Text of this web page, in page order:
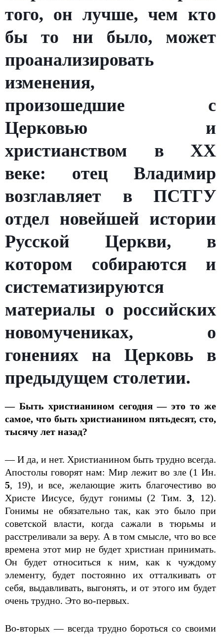
того, он лучше, чем кто
бы то ни было, может
проанализировать
изменения,
произошедшие с
Церковью и
христианством в ХХ
веке: отец Владимир
возглавляет в ПСТГУ
отдел новейшей истории
Русской Церкви, в
котором собираются и
систематизируются
материалы о российских
новомучениках, о
гонениях на Церковь в
предыдущем столетии.
— Быть христианином сегодня — это то же
самое, что быть христианином пятьдесят, сто,
тысячу лет назад?
— И да, и нет. Христианином быть трудно всегда.
Апостолы говорят нам: Мир лежит во зле (1 Ин.
5, 19), и все, желающие жить благочестиво во
Христе Иисусе, будут гонимы (2 Тим.3, 12).
Гонимы не обязательно так, как это было при
советской власти, когда сажали в тюрьмы и
расстреливали за веру. А в том смысле, что во все
времена этот мир не будет христиан принимать.
Он будет относиться к ним, как к чуждому
элементу, будет постоянно их отталкивать от
себя, выдавливать, выгонять, и от этого им будет
очень трудно. Это во-первых.
Во-вторых — всегда трудно бороться со своими